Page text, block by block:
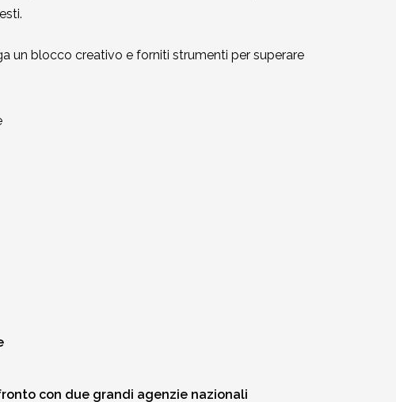
un blocco creativo e forniti strumenti per superare
con due grandi agenzie nazionali